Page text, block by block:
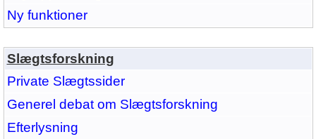
Ny funktioner
Slægtsforskning
Private Slægtssider
Generel debat om Slægtsforskning
Efterlysning